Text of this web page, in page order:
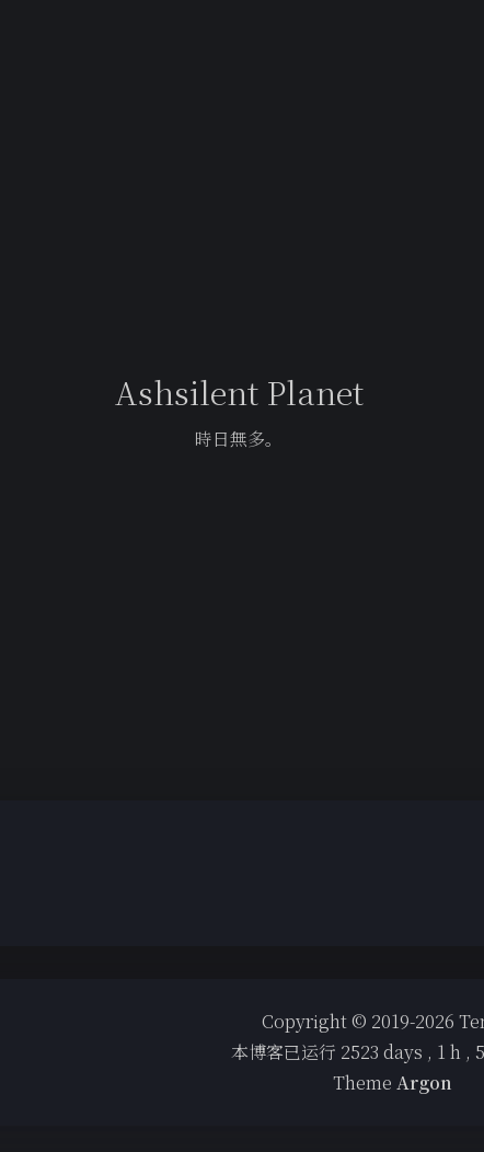
Ashsilent Planet
時日無多。
Copyright © 2019-2026
本博客已运行 2523 days , 1 h ,
Theme Argon